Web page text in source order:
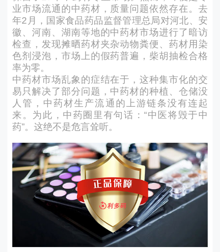
业市场流通的中药材，质量问题依然存在。去
年2月，国家食品药品监督管理总局对河北、安
徽、河南、湖南等地的中药材市场进行了暗访
检查，发现摊晒药材夹杂动物粪便、药材用染
色剂浸泡，市场上的假药普遍，柴胡抽检合格
率为零。
中药材市场乱象的症结在于，这种集市化的交
易只解决了部分问题，中药材的种植、仓储没
人管，中药材生产流通的上游链条没有连起
来。为此，中药圈里有句话：“中医将毁于中
药”。这绝不是危言耸听。